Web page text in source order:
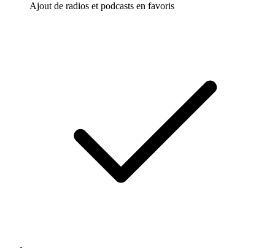
Ajout de radios et podcasts en favoris